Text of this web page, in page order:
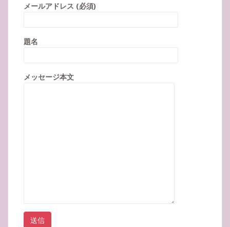
メールアドレス (必須)
題名
メッセージ本文